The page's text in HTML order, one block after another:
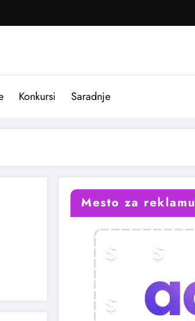
Konkursi Saradnje
Mesto za reklamu